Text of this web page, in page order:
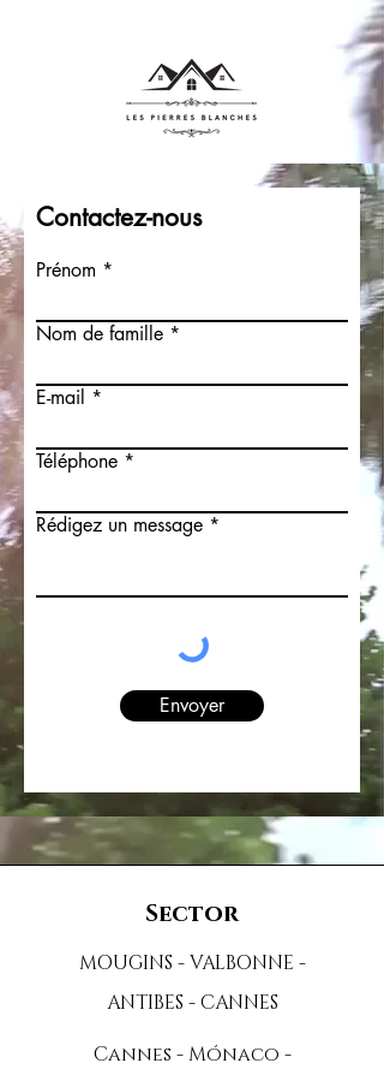
Contactez-nous
Prénom
Nom de famille
E-mail
Téléphone
Rédigez un message
Envoyer
Sector
MOUGINS - VALBONNE -
ANTIBES - CANNES
Cannes - Mónaco -